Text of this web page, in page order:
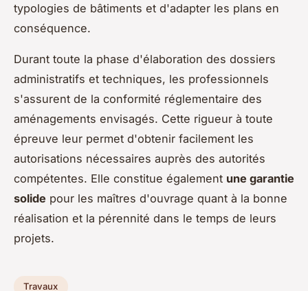
typologies de bâtiments et d'adapter les plans en
conséquence.
Durant toute la phase d'élaboration des dossiers
administratifs et techniques, les professionnels
s'assurent de la conformité réglementaire des
aménagements envisagés. Cette rigueur à toute
épreuve leur permet d'obtenir facilement les
autorisations nécessaires auprès des autorités
compétentes. Elle constitue également une garantie
solide pour les maîtres d'ouvrage quant à la bonne
réalisation et la pérennité dans le temps de leurs
projets.
Travaux